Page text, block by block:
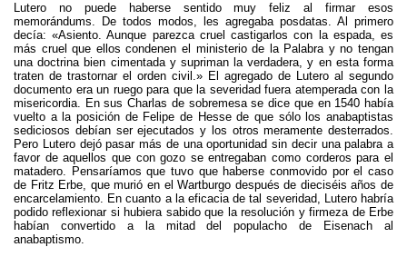
Lutero no puede haberse sentido muy feliz al firmar esos
memorándums. De todos modos, les agregaba posdatas. Al primero
decía: «Asiento. Aunque parezca cruel castigarlos con la espada, es
más cruel que ellos condenen el ministerio de la Palabra y no tengan
una doctrina bien cimentada y supriman la verdadera, y en esta forma
traten de trastornar el orden civil.» El agregado de Lutero al segundo
documento era un ruego para que la severidad fuera atemperada con la
misericordia. En sus Charlas de sobremesa se dice que en 1540 había
vuelto a la posición de Felipe de Hesse de que sólo los anabaptistas
sediciosos debían ser ejecutados y los otros meramente desterrados.
Pero Lutero dejó pasar más de una oportunidad sin decir una palabra a
favor de aquellos que con gozo se entregaban como corderos para el
matadero. Pensaríamos que tuvo que haberse conmovido por el caso
de Fritz Erbe, que murió en el Wartburgo después de dieciséis años de
encarcelamiento. En cuanto a la eficacia de tal severidad, Lutero habría
podido reflexionar si hubiera sabido que la resolución y firmeza de Erbe
habían convertido a la mitad del populacho de Eisenach al
anabaptismo.